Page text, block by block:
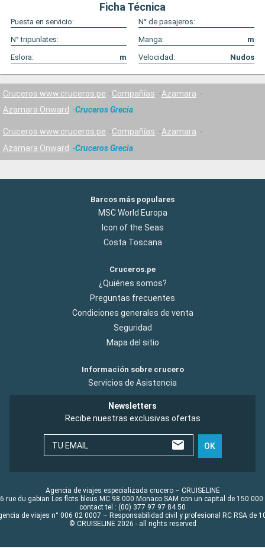
Ficha Técnica
Puesta en servicio:
N° de pasajeros:
N° tripunlates:
Manga:
m
Eslora:
m Velocidad: Nudos
Cruceros www.cruceros.pe Compañías
Azamara
Azamara Onward
Cruceros Grecia
Cruceros www.cruceros.pe Compañías
Azamara
Azamara Onward
Cruceros Grecia
Barcos más populares
MSC World Europa
Icon of the Seas
Costa Toscana
Cruceros.pe
¿Quiénes somos?
Preguntas frecuentes
Condiciones generales de venta
Seguridad
Mapa del sitio
Información sobre crucero
Servicios de Asistencia
Newsletters
Recibe nuestras exclusivas ofertas
TU EMAIL OK
Agencia de viajes especializada crucero – CRUISELINE
rue du gabian Les flots bleus MC 98 000 Monaco SAM con un capital de 150 000
contact tel : (00) 377 97 97 84 50
de viajes n° 006 02 0007 – Responsabilidad civil y profesional RC RSA de
© CRUISELINE 2026 - all rights reserved